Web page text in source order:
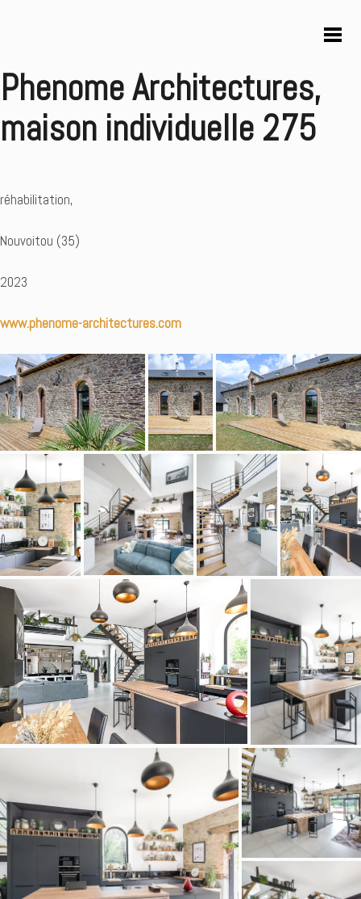
Phenome Architectures,
maison individuelle 275
réhabilitation,
Nouvoitou (35)
2023
www.phenome-architectures.com